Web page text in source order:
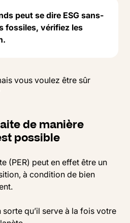
peut se dire ESG sans-
fossiles, vérifiez les
vous voulez être sûr
de manière
possible
(PER) peut en effet être un
à condition de bien
qu’il serve à la fois votre